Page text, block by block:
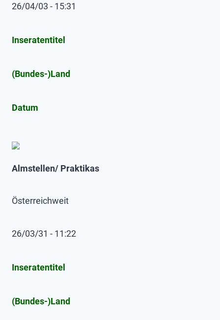
26/04/03 - 15:31
Inseratentitel
(Bundes-)Land
Datum
Almstellen/ Praktikas
Österreichweit
26/03/31 - 11:22
Inseratentitel
(Bundes-)Land